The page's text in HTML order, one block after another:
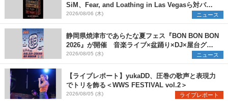
SiM、Fear, and Loathing in Las Vegasら対バン
アーティストを一斉解禁
2026/08/06 (木) ニュース
静岡県焼津市であらたな夏フェス『BON BON BON
2026』が開催 音楽ライブ×盆踊り×DJ×屋台グル
メ×ランタンナイトで彩る2日間
2026/08/05 (水) ニュース
【ライブレポート】yukaDD、圧巻の歌声と表現力
でトリを飾る＜WWS FESTIVAL vol.2＞
2026/08/05 (水) ライブレポート